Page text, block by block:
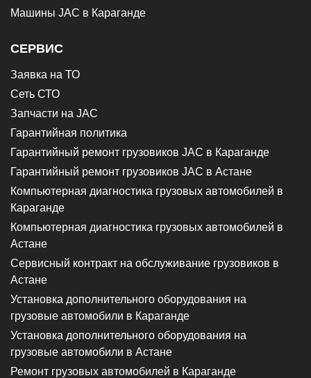
Машины JAC в Караганде
СЕРВИС
Заявка на ТО
Сеть СТО
Запчасти на JAC
Гарантийная политика
Гарантийный ремонт грузовиков JAC в Караганде
Гарантийный ремонт грузовиков JAC в Астане
Компьютерная диагностика грузовых автомобилей в
Караганде
Компьютерная диагностика грузовых автомобилей в
Астане
Сервисный контракт на обслуживание грузовиков в
Астане
Установка дополнительного оборудования на
грузовые автомобили в Караганде
Установка дополнительного оборудования на
грузовые автомобили в Астане
Ремонт грузовых автомобилей в Караганде